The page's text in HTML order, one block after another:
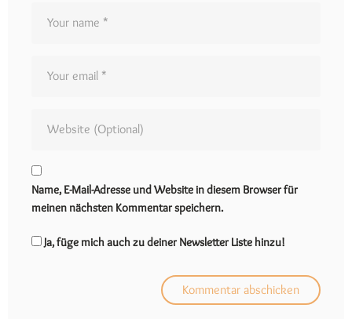
Name, E-Mail-Adresse und Website in diesem Browser für
meinen nächsten Kommentar speichern.
Ja, füge mich auch zu deiner Newsletter Liste hinzu!